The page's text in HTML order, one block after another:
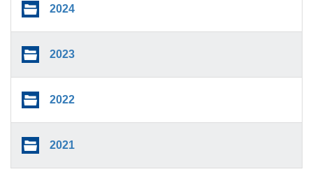
2024
2023
2022
2021